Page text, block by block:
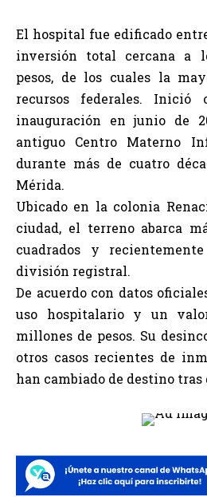
El hospital fue edificado
inversión total cercana a
pesos, de los cuales la
recursos federales. Inició
inauguración en junio de
antiguo Centro Materno
durante más de cuatro
Mérida.
Ubicado en la colonia
ciudad, el terreno abarca
cuadrados y
división registral.
De acuerdo con datos
uso hospitalario y un
millones de pesos. Su
otros casos recientes de
han cambiado de destino tras